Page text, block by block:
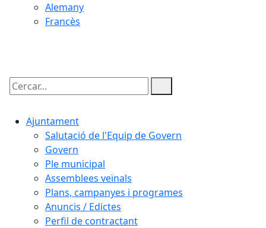
Alemany
Francès
Cercar:
Ajuntament
Salutació de l'Equip de Govern
Govern
Ple municipal
Assemblees veïnals
Plans, campanyes i programes
Anuncis / Edictes
Perfil de contractant